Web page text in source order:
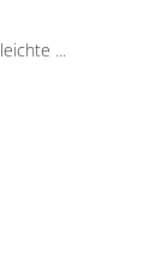
...